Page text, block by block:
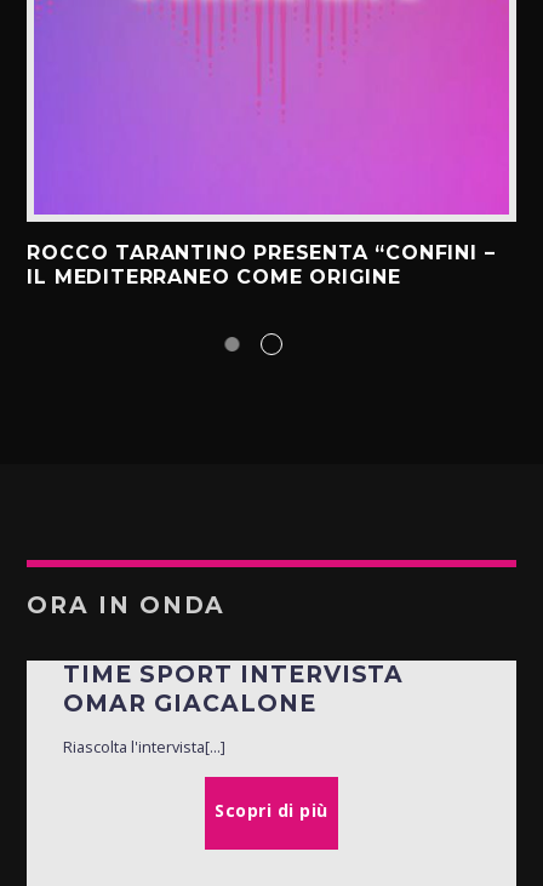
ROCCO TARANTINO PRESENTA “CONFINI –
IL MEDITERRANEO COME ORIGINE
ORA IN ONDA
TIME SPORT INTERVISTA
OMAR GIACALONE
Riascolta l'intervista[...]
Scopri di più